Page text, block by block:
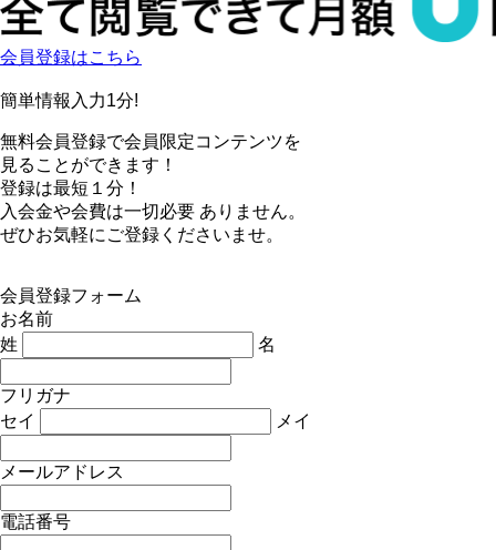
会員登録はこちら
簡単情報入力1分!
無料会員登録で会員限定コンテンツを
見ることができます！
登録は最短１分！
入会金や会費は一切必要 ありません。
ぜひお気軽にご登録くださいませ。
会員登録フォーム
お名前
姓
名
フリガナ
セイ
メイ
メールアドレス
電話番号